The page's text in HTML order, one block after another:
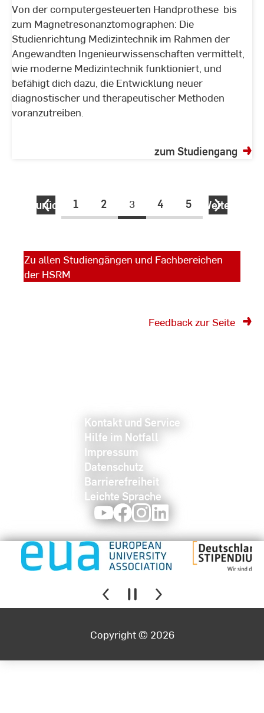
Von der computergesteuerten Handprothese bis
zum Magnetresonanztomographen: Die
Studienrichtung Medizintechnik im Rahmen der
Angewandten Ingenieurwissenschaften vermittelt,
wie moderne Medizintechnik funktioniert, und
befähigt dich dazu, die Entwicklung neuer
diagnostischer und therapeutischer Methoden
voranzutreiben.
zum Studiengang
Zurück 1 2 3 4 5 Weiter
Zu allen Studiengängen und Fachbereichen
der HSRM
Feedback zur Seite
Kontakt und Service
Hilfe im Notfall
Impressum
Datenschutz
Barrierefreiheit
Leichte Sprache
YoutubeFacebookInstagram
Copyright © 2026